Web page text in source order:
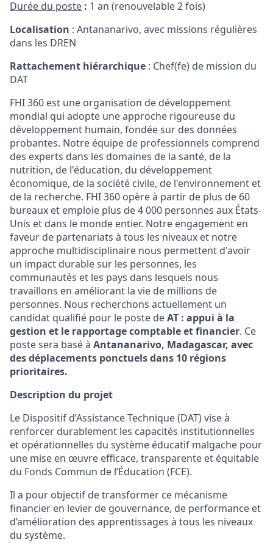
Durée du poste : 1 an (renouvelable 2 fois)
Localisation : Antananarivo, avec missions régulières
dans les DREN
Rattachement hiérarchique : Chef(fe) de mission du
DAT
FHI 360 est une organisation de développement
mondial qui adopte une approche rigoureuse du
développement humain, fondée sur des données
probantes. Notre équipe de professionnels comprend
des experts dans les domaines de la santé, de la
nutrition, de l'éducation, du développement
économique, de la société civile, de l'environnement et
de la recherche. FHI 360 opère à partir de plus de 60
bureaux et emploie plus de 4 000 personnes aux États-
Unis et dans le monde entier. Notre engagement en
faveur de partenariats à tous les niveaux et notre
approche multidisciplinaire nous permettent d'avoir
un impact durable sur les personnes, les
communautés et les pays dans lesquels nous
travaillons en améliorant la vie de millions de
personnes. Nous recherchons actuellement un
candidat qualifié pour le poste deAT : appui à la
gestion et le rapportagecomptable etfinancier. Ce
poste sera basé à Antananarivo, Madagascar, avec
des déplacements ponctuels dans 10 régions
prioritaires.
Description du projet
Le Dispositif d’Assistance Technique (DAT) vise à
renforcer durablement les capacités institutionnelles
et opérationnelles du système éducatif malgache pour
une mise en œuvre efficace, transparente et équitable
du Fonds Commun de l’Éducation (FCE).
Il a pour objectif de transformer ce mécanisme
financier en levier de gouvernance, de performance et
d’amélioration des apprentissages à tous les niveaux
du système.